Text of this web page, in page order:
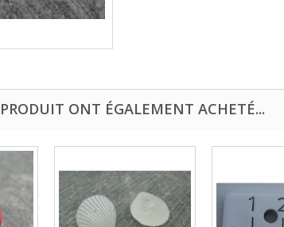
ONT ÉGALEMENT ACHETÉ...